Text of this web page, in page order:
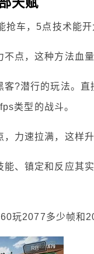
抢车，5点技术能
不点，这种方法血
客?潜行的玩法。
类型的战斗。
力速拉满，这样
能、镇定和反应其
玩2077多少帧和